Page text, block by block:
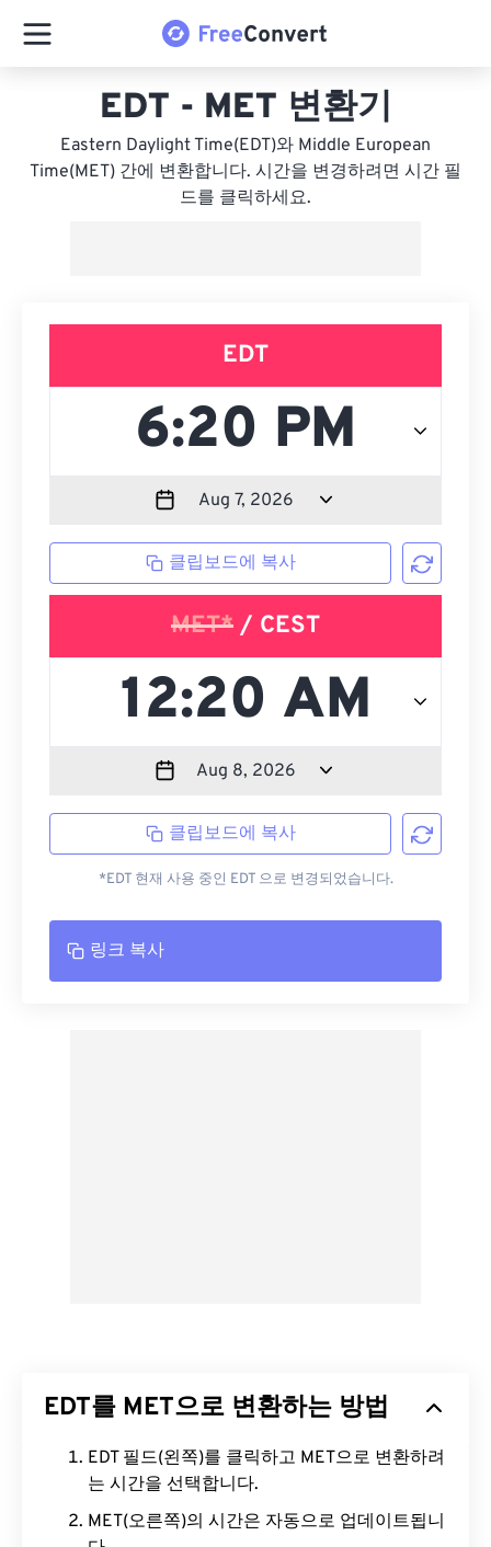
EDT - MET 변환기
Eastern Daylight Time(EDT)와 Middle European
Time(MET) 간에 변환합니다. 시간을 변경하려면 시간 필
드를 클릭하세요.
EDT
클립보드에 복사
MET* / CEST
클립보드에 복사
*EDT 현재 사용 중인 EDT 으로 변경되었습니다.
링크 복사
EDT를 MET으로 변환하는 방법
EDT 필드(왼쪽)를 클릭하고 MET으로 변환하려
는 시간을 선택합니다.
MET(오른쪽)의 시간은 자동으로 업데이트됩니